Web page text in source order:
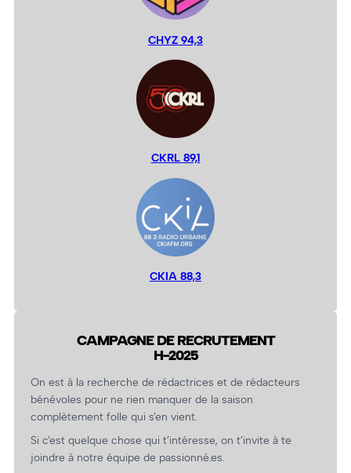
CHYZ 94,3
CKRL 89,1
CKIA 88,3
CAMPAGNE DE RECRUTEMENT
H-2025
On est à la recherche de rédactrices et de rédacteurs
bénévoles pour ne rien manquer de la saison
complètement folle qui s’en vient.
Si c’est quelque chose qui t’intéresse, on t’invite à te
joindre à notre équipe de passionné.es.